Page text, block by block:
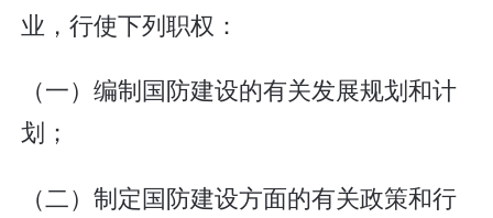
业，行使下列职权：
（一）编制国防建设的有关发展规划和计
划；
（二）制定国防建设方面的有关政策和行